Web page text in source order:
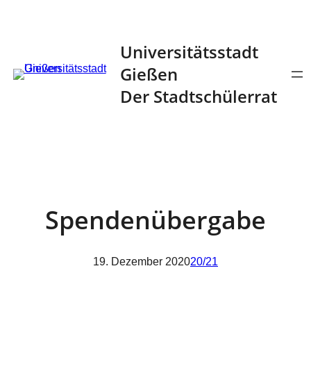
Universitätsstadt
Gießen
Der Stadtschülerrat
Spendenübergabe
19. Dezember 202020/21